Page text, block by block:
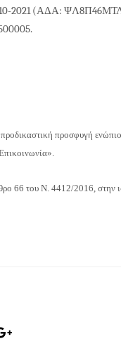
2021(ΑΔΑ:
προδικαστική προσφυγή
66 του Ν. 4412/2016, στην